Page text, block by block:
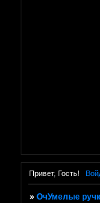
Привет, Гость!
»ОчУмелые